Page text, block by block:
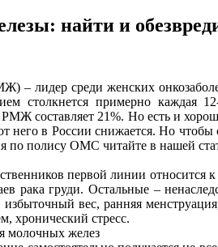
найти и
– лидер среди женских
столкнется примерно
составляет 21%. Но есть и
него в России снижается. Но
по полису ОМС читайте в нашей
первой линии
рака груди. Остальные –
вес, ранняя
хронический стресс.
молочных желез